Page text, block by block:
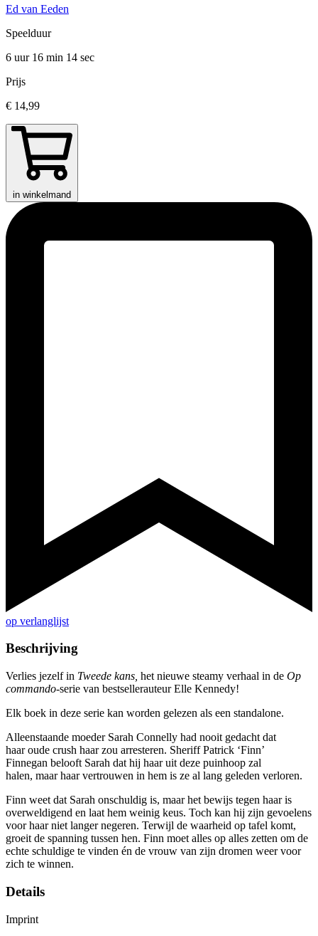
Ed van Eeden
Speelduur
6 uur 16 min 14 sec
Prijs
€ 14,99
in winkelmand
op verlanglijst
Beschrijving
Verlies jezelf in Tweede kans, het nieuwe steamy verhaal in de Op
commando-serie van bestsellerauteur Elle Kennedy!
Elk boek in deze serie kan worden gelezen als een standalone.
Alleenstaande moeder Sarah Connelly had nooit gedacht dat
haar oude crush haar zou arresteren. Sheriff Patrick ‘Finn’
Finnegan belooft Sarah dat hij haar uit deze puinhoop zal
halen, maar haar vertrouwen in hem is ze al lang geleden verloren.
Finn weet dat Sarah onschuldig is, maar het bewijs tegen haar is
overweldigend en laat hem weinig keus. Toch kan hij zijn gevoelens
voor haar niet langer negeren. Terwijl de waarheid op tafel komt,
groeit de spanning tussen hen. Finn moet alles op alles zetten om de
echte schuldige te vinden én de vrouw van zijn dromen weer voor
zich te winnen.
Details
Imprint